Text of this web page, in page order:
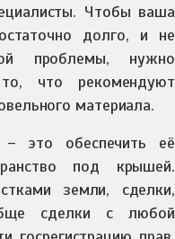
Чтобы ваша
долго, и не
проблемы, нужно
что рекомендуют
материала.
это обеспечить её
под крышей.
земли, сделки,
сделки с любой